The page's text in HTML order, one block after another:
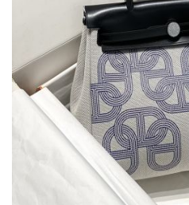
理
2026人気特集
バッグ
財布
時計
ズボン
衣装セット
住まい用品
アクセサリー
ベルト
スカーフ
アイフォーンケ
ース
小物